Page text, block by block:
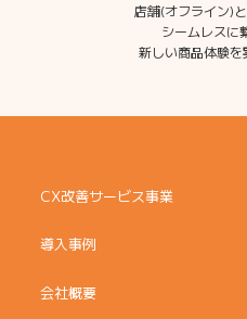
店舗(オフライン)
シームレスに
新しい商品体験を
CX改善サービス事業
導入事例
会社概要